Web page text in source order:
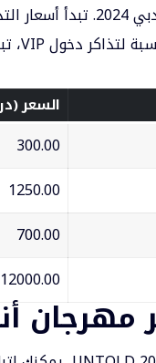
السعر
300.00
1250.00
700.00
12000.00
مهرجان